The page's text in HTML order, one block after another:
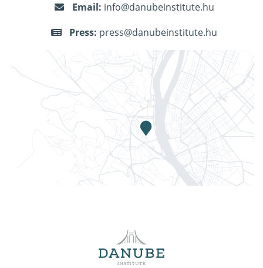
Email: info@danubeinstitute.hu
Press: press@danubeinstitute.hu